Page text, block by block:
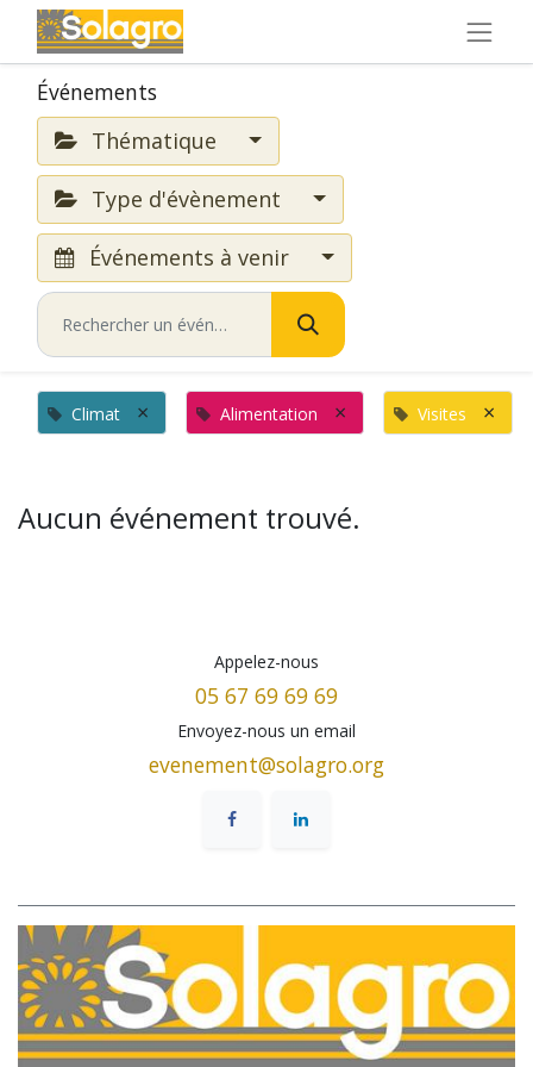
Événements
Thématique
Type d'évènement
Événements à venir
Climat × Alimentation × Visites ×
Aucun événement trouvé.
Appelez-nous
05 67 69 69 69
Envoyez-nous un email
evenement@solagro.org